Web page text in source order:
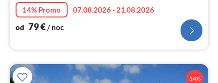
14% Promo
07.08.2026 - 21.08.2026
od 79€/ noc
14%